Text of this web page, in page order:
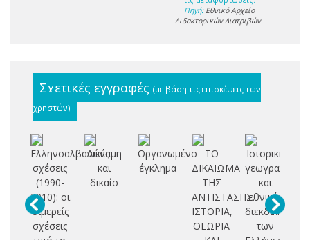
Πηγή: Εθνικό Αρχείο
Διδακτορικών Διατριβών.
Σχετικές εγγραφές (με βάση τις επισκέψεις των
χρηστών)
Ελληνοαλβανικές
σχέσεις
(1990-
2010): οι
διμερείς
σχέσεις
Δύναμη
και
δικαίο
Οργανωμένο
έγκλημα
ΤΟ
ΔΙΚΑΙΩΜΑ
ΤΗΣ
ΑΝΤΙΣΤΑΣΗΣ.
ΙΣΤΟΡΙΑ,
ΘΕΩΡΙΑ
Ιστορική
γεωγραφία
και
εθνικές
διεκδικήσεις
των